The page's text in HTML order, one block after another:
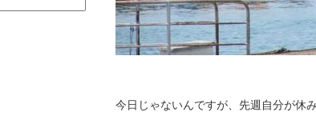
今日じゃないんですが、先週自分が休